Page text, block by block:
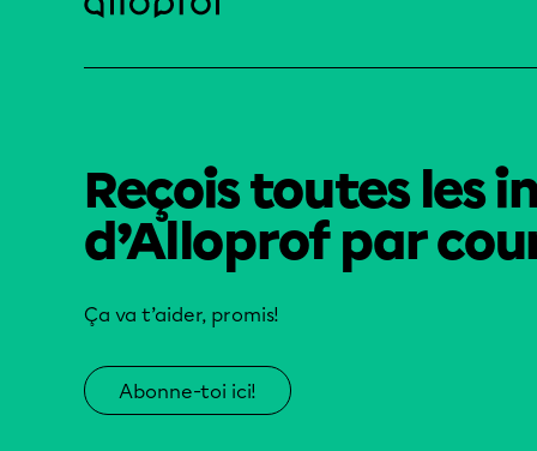
Reçois toutes les
d’Alloprof par
Ça va t’aider, promis!
Abonne-toi ici!